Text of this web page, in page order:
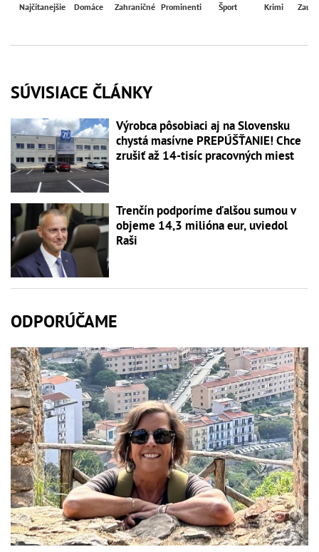
Najčítanejšie Domáce Zahraničné Prominenti Šport Krimi
SÚVISIACE ČLÁNKY
Výrobca pôsobiaci aj na Slovensku
chystá masívne PREPÚŠŤANIE! Chce
zrušiť až 14-tisíc pracovných miest
Trenčín podporíme ďalšou sumou v
objeme 14,3 milióna eur, uviedol
Raši
ODPORÚČAME